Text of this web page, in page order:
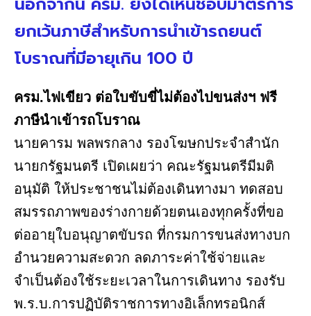
ยกเว้นภาษีสำหรับการนำเข้ารถยนต์
โบราณที่มีอายุเกิน 100 ปี
ครม.ไฟเขียว ต่อใบขับขี่ไม่ต้องไปขนส่งฯ ฟรี
ภาษีนำเข้ารถโบราณ
นายคารม พลพรกลาง รองโฆษกประจำสำนัก
นายกรัฐมนตรี เปิดเผยว่า คณะรัฐมนตรีมีมติ
อนุมัติ ให้ประชาชนไม่ต้องเดินทางมา ทดสอบ
สมรรถภาพของร่างกายด้วยตนเองทุกครั้งที่ขอ
ต่ออายุใบอนุญาตขับรถ ที่กรมการขนส่งทางบก
อำนวยความสะดวก ลดภาระค่าใช้จ่ายและ
จำเป็นต้องใช้ระยะเวลาในการเดินทาง รองรับ
พ.ร.บ.การปฏิบัติราชการทางอิเล็กทรอนิกส์